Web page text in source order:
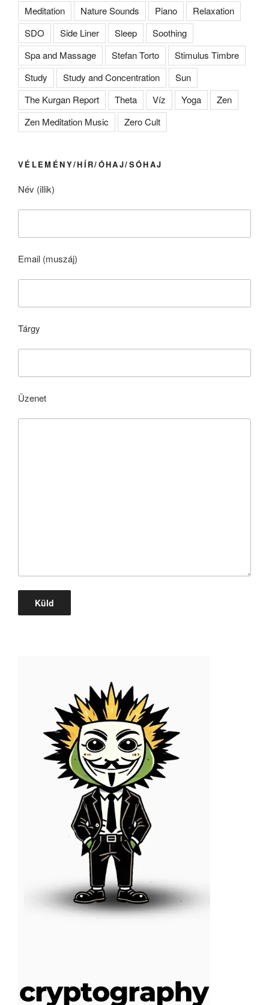
Meditation Nature Sounds Piano
Relaxation
SDO
Side Liner Sleep
Soothing
Spa and Massage
Stefan Torto
Stimulus Timbre
Study
Study and Concentration
Sun
The Kurgan Report
Theta Víz Yoga
Zen
Zen Meditation Music
Zero Cult
VÉLEMÉNY/HÍR/ÓHAJ/SÓHAJ
Név (illik)
Email (muszáj)
Tárgy
Üzenet